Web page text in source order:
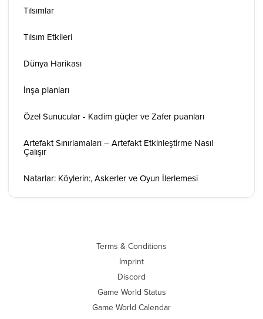
Tılsımlar
Tılsım Etkileri
Dünya Harikası
İnşa planları
Özel Sunucular - Kadim güçler ve Zafer puanları
Artefakt Sınırlamaları – Artefakt Etkinleştirme Nasıl
Çalışır
Natarlar: Köylerin:, Askerler ve Oyun İlerlemesi
Terms & Conditions
Imprint
Discord
Game World Status
Game World Calendar